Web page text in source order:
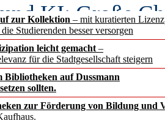
zur Kollektion – mit kuratierten
Studierenden besser versorgen
leicht gemacht –
für die Stadtgesellschaft steigern
auf Dussmann
sollten.
zur Förderung von Bildung und
KI: Große
erstes
Research –